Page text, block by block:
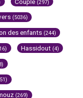
(297)
(5036)
des enfants (244)
Hassidout (4)
(269)